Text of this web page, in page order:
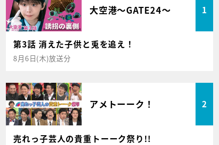
大空港～GATE24～ 1
第3話 消えた子供と兎を追え！
8月6日(木)放送分
アメトーーク！ 2
売れっ子芸人の貴重トーーク祭り!!